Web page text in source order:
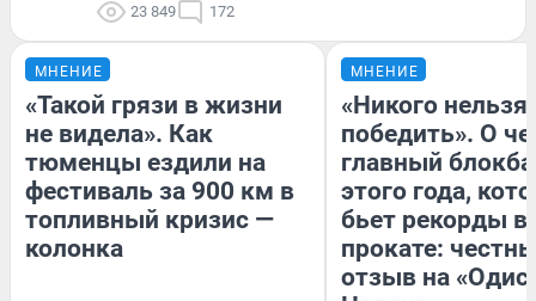
23 849 172
МНЕНИЕ
«Такой грязи в жизни
не видела». Как
тюменцы ездили на
фестиваль за 900 км в
топливный кризис —
колонка
МНЕНИЕ
«Никого нельзя
победить». О
главный
этого года,
бьет рекорды в
прокате:
отзыв на